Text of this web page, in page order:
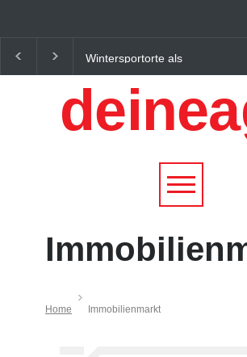
Wintersportorte als
Wirtschaftsfaktor: Wie
Alpenregionen von
Qualitätstourismus
profitieren
Home Immobilienmarkt